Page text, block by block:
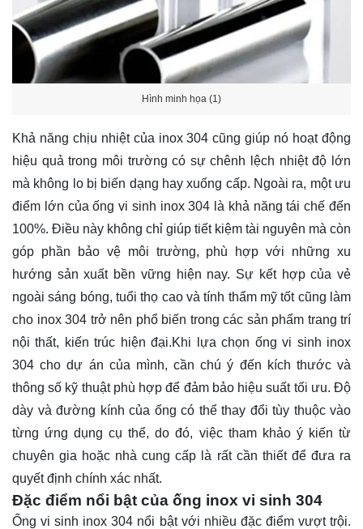
Hình minh họa (1)
Khả năng chịu nhiệt của inox 304 cũng giúp nó hoạt động
hiệu quả trong môi trường có sự chênh lệch nhiệt độ lớn
mà không lo bị biến dạng hay xuống cấp. Ngoài ra, một ưu
điểm lớn của ống vi sinh inox 304 là khả năng tái chế đến
100%. Điều này không chỉ giúp tiết kiệm tài nguyên mà còn
góp phần bảo vệ môi trường, phù hợp với những xu
hướng sản xuất bền vững hiện nay. Sự kết hợp của vẻ
ngoài sáng bóng, tuổi thọ cao và tính thẩm mỹ tốt cũng làm
cho inox 304 trở nên phổ biến trong các sản phẩm trang trí
nội thất, kiến trúc hiện đại.Khi lựa chọn ống vi sinh inox
304 cho dự án của mình, cần chú ý đến kích thước và
thông số kỹ thuật phù hợp để đảm bảo hiệu suất tối ưu. Độ
dày và đường kính của ống có thể thay đổi tùy thuộc vào
từng ứng dụng cụ thể, do đó, việc tham khảo ý kiến từ
chuyên gia hoặc nhà cung cấp là rất cần thiết để đưa ra
quyết định chính xác nhất.
Đặc điểm nổi bật của ống inox vi sinh 304
Ống vi sinh inox 304 nổi bật với nhiều đặc điểm vượt trội.